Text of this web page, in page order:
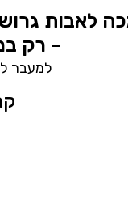
לאבות
– רק
למעבר